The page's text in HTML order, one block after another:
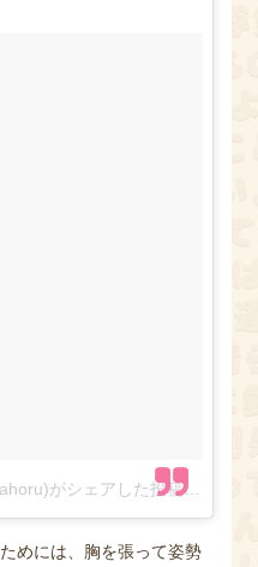
奥山 かほるさん(@okuyamakahoru)がシェアした投稿
–
めには、胸を張って姿勢